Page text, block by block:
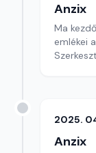
Anzix
Ma
emlékei
2025.
Anzix